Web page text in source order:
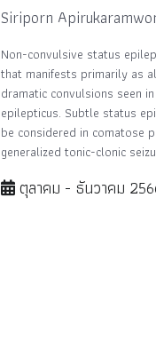
Siriporn
Non-convulsive status
that manifests primarily as
dramatic convulsions seen
epilepticus. Subtle status
be considered in comatose
generalized tonic-clonic
ตุลาคม - ธันวาคม